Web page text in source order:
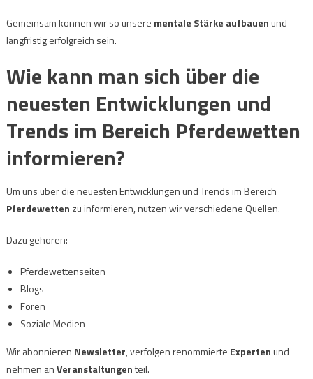
Gemeinsam können wir so unsere mentale Stärke aufbauenund
langfristig erfolgreich sein.
Wie kann man sich über die
neuesten Entwicklungen und
Trends im Bereich Pferdewetten
informieren?
Um uns über die neuesten Entwicklungen und Trends im Bereich
Pferdewetten zu informieren, nutzen wir verschiedene Quellen.
Dazu gehören:
Pferdewettenseiten
Blogs
Foren
Soziale Medien
Wir abonnieren Newsletter, verfolgen renommierte Expertenund
nehmen anVeranstaltungenteil.